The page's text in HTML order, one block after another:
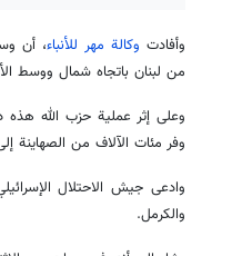
وأفادت وكالة مهر للأنباء، أن
من لبنان باتجاه شمال ووسط
وعلى إثر عملية حزب الله هذه
وفر مئات الآلاف من الصهاينة
وادعى جيش الاحتلال
والكرمل.